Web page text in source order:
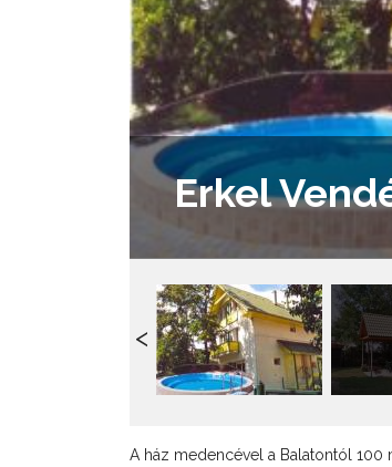
Erkel
A ház medencével a Balatontól